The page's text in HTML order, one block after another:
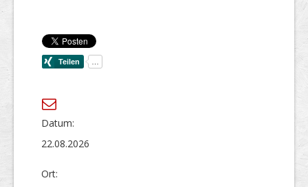
Datum:
22.08.2026
Ort: